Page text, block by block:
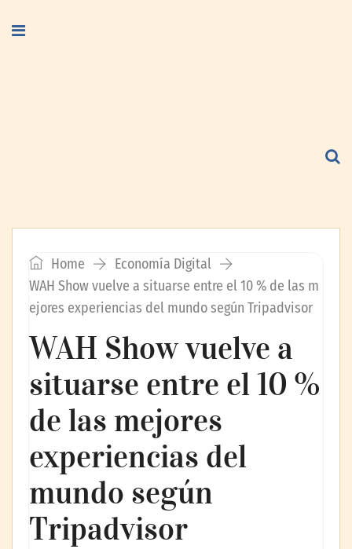
Home
Economía Digital
WAH Show vuelve a situarse entre el 10 % de las m
ejores experiencias del mundo según Tripadvisor
WAH Show vuelve a
situarse entre el 10 %
de las mejores
experiencias del
mundo según
Tripadvisor